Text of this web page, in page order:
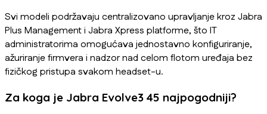
Svi modeli podržavaju centralizovano upravljanje kroz Jabra
Plus Management i Jabra Xpress platforme, što IT
administratorima omogućava jednostavno konfiguriranje,
ažuriranje firmvera i nadzor nad celom flotom uređaja bez
fizičkog pristupa svakom headset-u.
Za koga je Jabra Evolve3 45 najpogodniji?